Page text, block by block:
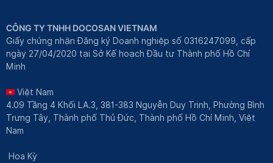
CÔNG TY TNHH DOCOSAN VIETNAM
Giấy chứng nhận Đăng ký Doanh nghiệp số 0316247099, cấp
ngày 27/04/2020 tại Sở Kế hoạch Đầu tư Thành phố Hồ Chí
Minh
Việt Nam
4.09 Tầng 4 Khối LA.3, 381-383 Nguyễn Duy Trinh, Phường Bình
Trưng Tây, Thành phố Thủ Đức, Thành phố Hồ Chí Minh, Việt
Nam
Hoa Kỳ